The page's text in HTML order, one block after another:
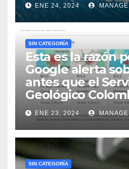
ENE 24, 2024
SIN CATEGORÍA
Esta es la razón
Google alerta
antes que el
Geológico
ENE 23, 2024
SIN CATEGORÍA